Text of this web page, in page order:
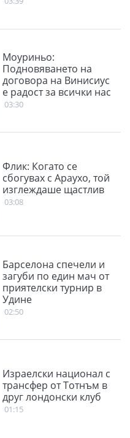
Моуриньо:
Подновяването на
договора на Винисиус
е радост за всички нас
03:30
Флик: Когато се
сбогувах с Араухо, той
изглеждаше щастлив
03:08
Барселона спечели и
загуби по един мач от
приятелски турнир в
Удине
02:50
Израелски национал с
трансфер от Тотнъм в
друг лондонски клуб
01:15